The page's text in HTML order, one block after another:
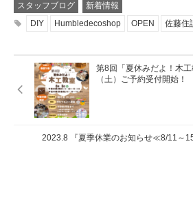
スタッフブログ
新着情報
DIY
Humbledecoshop OPEN 佐藤住
第8回「夏休みだよ！木
（土）ご予約受付開始！
2023.8 『夏季休業のお知らせ≪8/11～